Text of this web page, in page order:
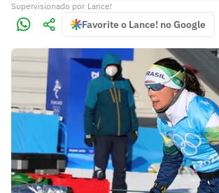
Supervisionado por Lance!
Favorite o Lance! no Google